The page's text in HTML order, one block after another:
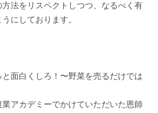
法をリスペクトしつつ、なるべく有
にしております。
面白くしろ！〜野菜を売るだけでは
アカデミーでかけていただいた恩師